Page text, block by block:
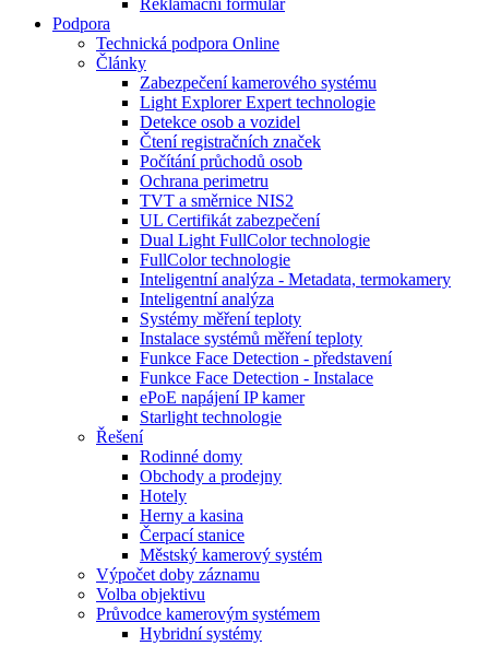
Reklamační formulář
Podpora
Technická podpora Online
Články
Zabezpečení kamerového systému
Light Explorer Expert technologie
Detekce osob a vozidel
Čtení registračních značek
Počítání průchodů osob
Ochrana perimetru
TVT a směrnice NIS2
UL Certifikát zabezpečení
Dual Light FullColor technologie
FullColor technologie
Inteligentní analýza - Metadata, termokamery
Inteligentní analýza
Systémy měření teploty
Instalace systémů měření teploty
Funkce Face Detection - představení
Funkce Face Detection - Instalace
ePoE napájení IP kamer
Starlight technologie
Řešení
Rodinné domy
Obchody a prodejny
Hotely
Herny a kasina
Čerpací stanice
Městský kamerový systém
Výpočet doby záznamu
Volba objektivu
Průvodce kamerovým systémem
Hybridní systémy